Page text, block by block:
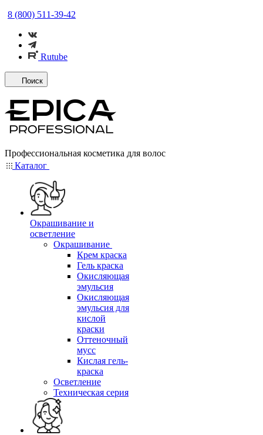
8 (800) 511-39-42
Rutube
Поиск
Профессиональная косметика для волос
Каталог
Окрашивание и
осветление
Окрашивание
Крем краска
Гель краска
Окисляющая
эмульсия
Окисляющая
эмульсия для
кислой
краски
Оттеночный
мусс
Кислая гель-
краска
Осветление
Техническая серия